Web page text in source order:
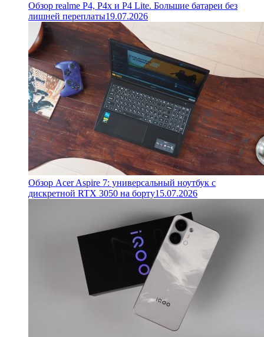
Обзор realme P4, P4x и P4 Lite. Большие батареи без
лишней переплаты19.07.2026
Обзор Acer Aspire 7: универсальный ноутбук с
дискретной RTX 3050 на борту15.07.2026